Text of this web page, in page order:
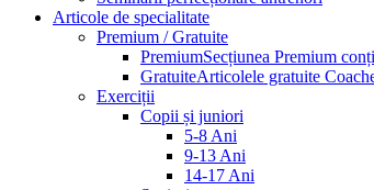
Articole de specialitate
Premium / Gratuite
PremiumSecțiunea Premium
GratuiteArticolele gratuite
Exerciții
Copii și juniori
5-8 Ani
9-13 Ani
14-17 Ani